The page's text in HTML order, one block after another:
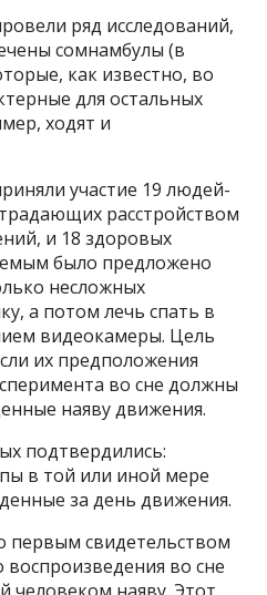
ряд исследований,
сомнамбулы (в
как известно, во
для остальных
ходят и
участие 19 людей-
расстройством
и 18 здоровых
было предложено
несложных
а потом лечь спать в
видеокамеры. Цель
их предположения
во сне должны
наяву движения.
подтвердились:
в той или иной мере
за день движения.
первым свидетельством
во сне